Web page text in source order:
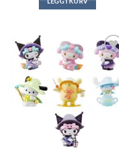
Legg til i
ønskeliste